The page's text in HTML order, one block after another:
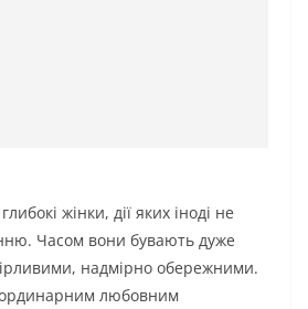
жінки, дії яких іноді не
Часом вони бувають дуже
надмірно обережними.
любовним